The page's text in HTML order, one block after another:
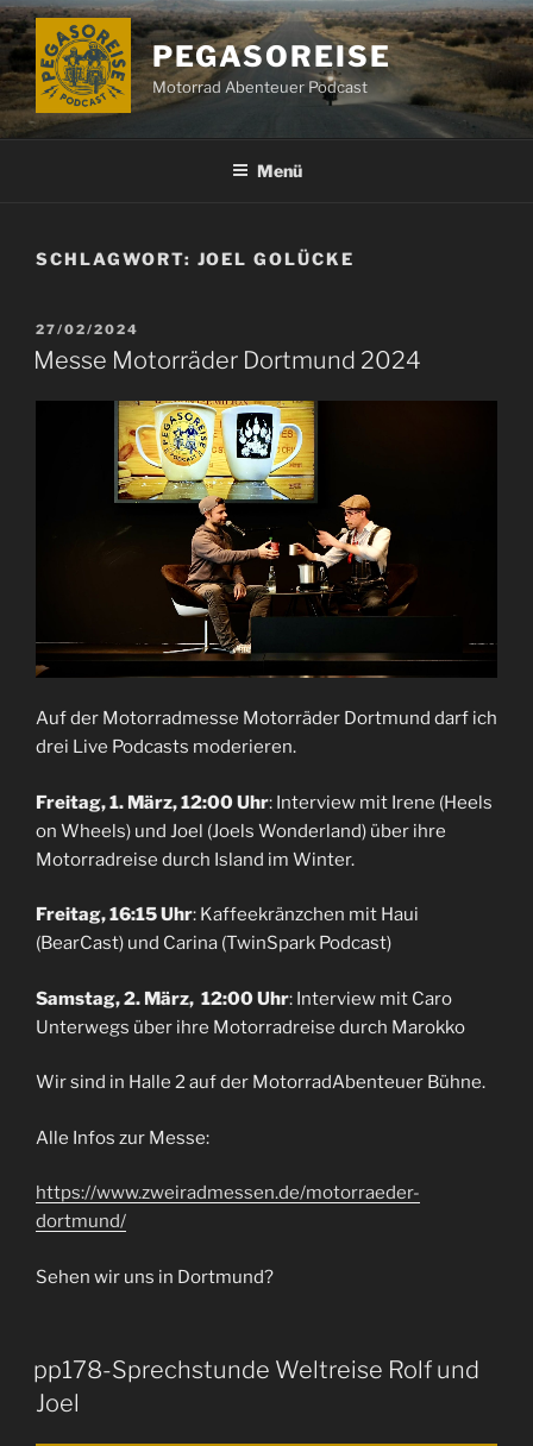
Zum
Inhalt
springen
PEGASOREISE
Motorrad Abenteuer Podcast
Menü
SCHLAGWORT: JOEL GOLÜCKE
VERÖFFENTLICHT
AM
27/02/2024
Messe Motorräder Dortmund 2024
Auf der Motorradmesse Motorräder Dortmund darf ich
drei Live Podcasts moderieren.
Freitag, 1. März, 12:00 Uhr: Interview mit Irene (Heels
on Wheels) und Joel (Joels Wonderland) über ihre
Motorradreise durch Island im Winter.
Freitag, 16:15 Uhr: Kaffeekränzchen mit Haui
(BearCast) und Carina (TwinSpark Podcast)
Samstag, 2. März, 12:00 Uhr: Interview mit Caro
Unterwegs über ihre Motorradreise durch Marokko
Wir sind in Halle 2 auf der MotorradAbenteuer Bühne.
Alle Infos zur Messe:
https://www.zweiradmessen.de/motorraeder-
dortmund/
Sehen wir uns in Dortmund?
pp178-Sprechstunde Weltreise Rolf und
Joel